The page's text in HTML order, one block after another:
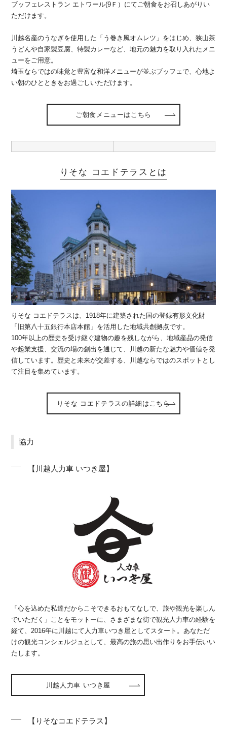
ブッフェレストラン エトワール(9Ｆ）にてご朝食をお召しあがりい
ただけます。
川越名産のうなぎを使用した「う巻き風オムレツ」をはじめ、狭山茶
うどんや自家製豆腐、特製カレーなど、地元の魅力を取り入れたメニ
ューをご用意。
埼玉ならではの味覚と豊富な和洋メニューが並ぶブッフェで、心地よ
い朝のひとときをお過ごしいただけます。
ご朝食メニューはこちら
りそな コエドテラスとは
りそな コエドテラスは、1918年に建築された国の登録有形文化財
「旧第八十五銀行本店本館」を活用した地域共創拠点です。
100年以上の歴史を受け継ぐ建物の趣を残しながら、地域産品の発信
や起業支援、交流の場の創出を通じて、川越の新たな魅力や価値を発
信しています。歴史と未来が交差する、川越ならではのスポットとし
て注目を集めています。
りそな コエドテラスの詳細はこちら
協力
【川越人力車 いつき屋】
「心を込めた私達だからこそできるおもてなしで、旅や観光を楽しん
でいただく」ことをモットーに、さまざまな街で観光人力車の経験を
経て、2016年に川越にて人力車いつき屋としてスタート。あなただ
けの観光コンシェルジュとして、最高の旅の思い出作りをお手伝いい
たします。
川越人力車 いつき屋
【りそなコエドテラス】